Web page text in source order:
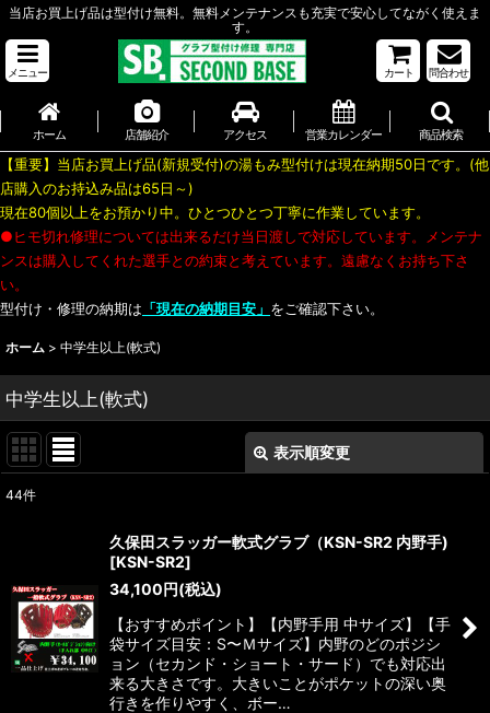
当店お買上げ品は型付け無料。無料メンテナンスも充実で安心してながく使えま
す。
メニュー カート 問合わせ
ホーム 店舗紹介 アクセス 営業カレンダー 商品検索
【重要】当店お買上げ品(新規受付)の湯もみ型付けは現在納期50日です。(他
店購入のお持込み品は65日～)
現在80個以上をお預かり中。ひとつひとつ丁寧に作業しています。
●ヒモ切れ修理については出来るだけ当日渡しで対応しています。メンテナ
ンスは購入してくれた選手との約束と考えています。遠慮なくお持ち下さ
い。
型付け・修理の納期は 「現在の納期目安」 をご確認下さい。
ホーム > 中学生以上(軟式)
中学生以上(軟式)
表示順変更
絞り込む
44件
久保田スラッガー軟式グラブ（KSN-SR2 内野手)
[KSN-SR2]
34,100円(税込)
【おすすめポイント】【内野手用 中サイズ】【手
袋サイズ目安：S〜Ｍサイズ】内野のどのポジシ
ョン（セカンド・ショート・サード）でも対応出
来る大きさです。大きいことがポケットの深い奥
行きを作りやすく、ボー…